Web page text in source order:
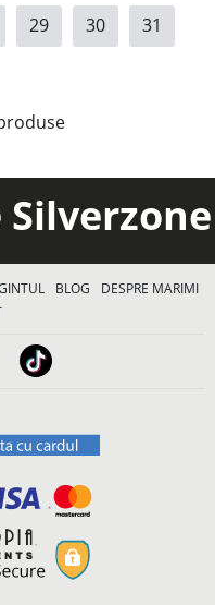
29 30 31
BLOG
DESPRE MARIMI